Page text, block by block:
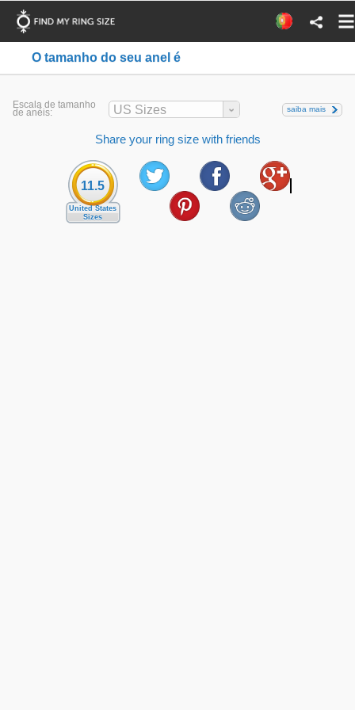
O tamanho do seu anel é
Escala de tamanho
de anéis: US Sizes saiba mais
Share your ring size with friends
11.5
United States
Sizes